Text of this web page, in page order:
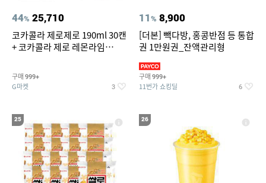
44% 25,710
코카콜라 제로제로 190ml 30캔
+ 코카콜라 제로 레몬라임
티커 세트
구매 999+
G마켓 3
11% 8,900
[더본] 빽다방, 홍콩반점 등 통합
권 1만원권_잔액관리형
구매 999+
11번가 쇼킹딜 6
25 26